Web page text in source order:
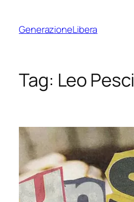
contenuto
GenerazioneLibera
Tag: Leo Pesci